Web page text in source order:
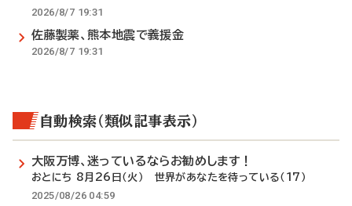
2026/8/7 19:31
佐藤製薬、熊本地震で義援金
2026/8/7 19:31
自動検索（類似記事表示）
大阪万博、迷っているならお勧めします！
おとにち 8月26日（火） 世界があなたを待っている（17）
2025/08/26 04:59